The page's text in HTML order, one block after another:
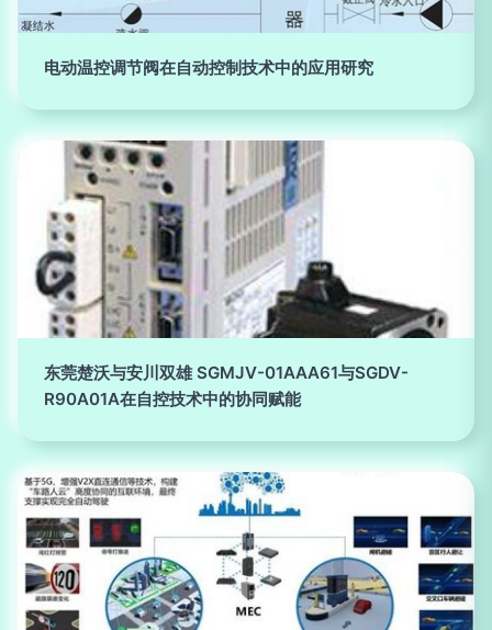
电动温控调节阀在自动控制技术中的应用研究
东莞楚沃与安川双雄 SGMJV-01AAA61与SGDV-
R90A01A在自控技术中的协同赋能